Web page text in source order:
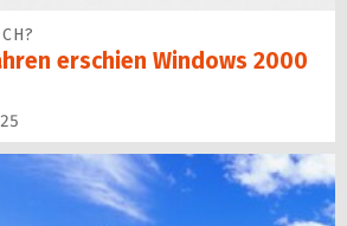
erschien Windows 2000